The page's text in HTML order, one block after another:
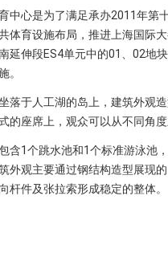
中心是为了满足承办2011年第
体育设施布局，推进上海国际
延伸段ES4单元中的01、02地
。
落于人工湖的岛上，建筑外观
的座席上，观众可以从不同角
含1个跳水池和1个标准游泳池
外观主要通过钢结构造型展现
杆件及张拉索形成稳定的整体。